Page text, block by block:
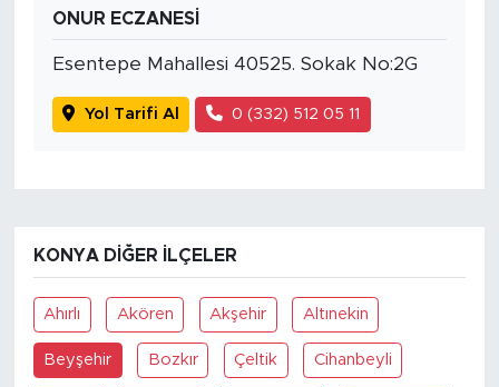
ONUR ECZANESİ
Esentepe Mahallesi 40525. Sokak No:2G
Yol Tarifi Al 0 (332) 512 05 11
KONYA DIĞER İLÇELER
Ahırlı Akören Akşehir Altınekin
Beyşehir Bozkır Çeltik Cihanbeyli